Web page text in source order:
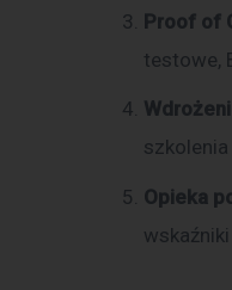
Proof of
testowe,
Opieka